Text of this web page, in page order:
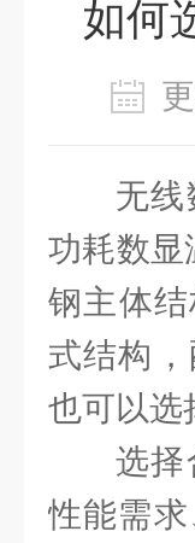
如何
无
功耗数显
钢主体
式结构
也可以选
选择
性能需